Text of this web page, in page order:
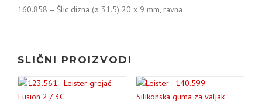
160.858 – Šlic dizna (ø 31.5) 20 x 9 mm, ravna
SLIČNI PROIZVODI